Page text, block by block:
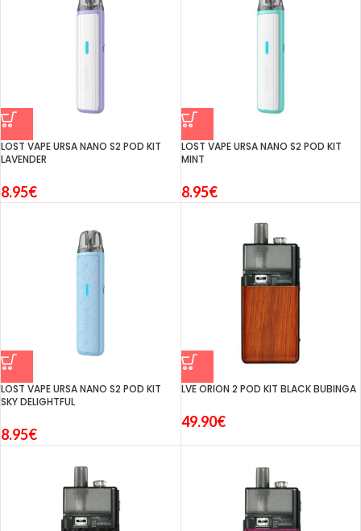
LOST VAPE URSA NANO S2 POD KIT
LAVENDER
8.95€
LOST VAPE URSA NANO S2 POD KIT
MINT
8.95€
LOST VAPE URSA NANO S2 POD KIT
SKY DELIGHTFUL
8.95€
LVE ORION 2 POD KIT BLACK BUBINGA
49.90€